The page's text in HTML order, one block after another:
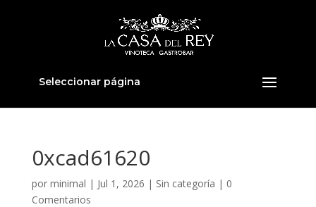
Seleccionar página
0xcad61620
por minimal | Jul 1, 2026 | Sin categoría | 0
Comentarios